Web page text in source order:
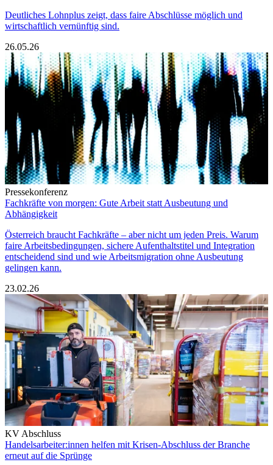
Deutliches Lohnplus zeigt, dass faire Abschlüsse möglich und
wirtschaftlich vernünftig sind.
26.05.26
Pressekonferenz
Fachkräfte von morgen: Gute Arbeit statt Ausbeutung und
Abhängigkeit
Österreich braucht Fachkräfte – aber nicht um jeden Preis. Warum
faire Arbeitsbedingungen, sichere Aufenthaltstitel und Integration
entscheidend sind und wie Arbeitsmigration ohne Ausbeutung
gelingen kann.
23.02.26
KV Abschluss
Handelsarbeiter:innen helfen mit Krisen-Abschluss der Branche
erneut auf die Sprünge